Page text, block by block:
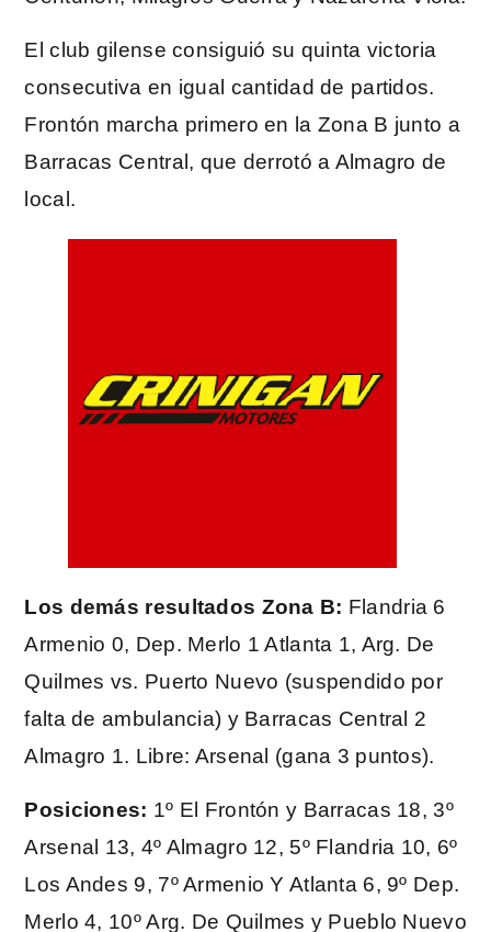
El club gilense consiguió su quinta victoria
consecutiva en igual cantidad de partidos.
Frontón marcha primero en la Zona B junto a
Barracas Central, que derrotó a Almagro de
local.
Los demás resultados Zona B: Flandria 6
Armenio 0, Dep. Merlo 1 Atlanta 1, Arg. De
Quilmes vs. Puerto Nuevo (suspendido por
falta de ambulancia) y Barracas Central 2
Almagro 1. Libre: Arsenal (gana 3 puntos).
Posiciones: 1º El Frontón y Barracas 18, 3º
Arsenal 13, 4º Almagro 12, 5º Flandria 10, 6º
Los Andes 9, 7º Armenio Y Atlanta 6, 9º Dep.
Merlo 4, 10º Arg. De Quilmes y Pueblo Nuevo